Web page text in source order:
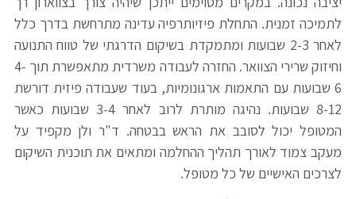
לתמיכה זמנית. התחלת פיזיותרפיה עדינה מתרחשת בדרך כלל
לאחר 2-3 שבועות ומתמקדת בשיקום הדרגתי של טווח התנועה
וחיזוק שרירי הצוואר. החזרה לעבודה משרדית מתאפשרת תוך 4-
6 שבועות עם התאמות ארגונומיות, בעוד שעבודה פיזית דורשת
8-12 שבועות. נהיגה מותרת לרוב לאחר 3-4 שבועות כאשר
המטופל יכול לסובב את הראש בבטחה. ד"ר ולן מקפיד על
מעקב צמוד לאורך תהליך ההחלמה ומתאים את תוכנית השיקום
לצרכים האישיים של כל מטופל.